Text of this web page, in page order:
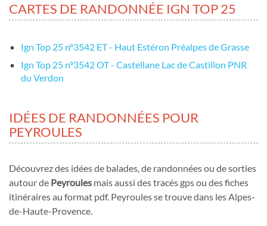
CARTES DE RANDONNÉE IGN TOP 25
Ign Top 25 nº3542 ET - Haut Estéron Préalpes de Grasse
Ign Top 25 nº3542 OT - Castellane Lac de Castillon PNR
du Verdon
IDÉES DE RANDONNÉES POUR
PEYROULES
Découvrez des idées de balades, de randonnées ou de sorties
autour de Peyroules mais aussi des tracés gps ou des fiches
itinéraires au format pdf. Peyroules se trouve dans les Alpes-
de-Haute-Provence.